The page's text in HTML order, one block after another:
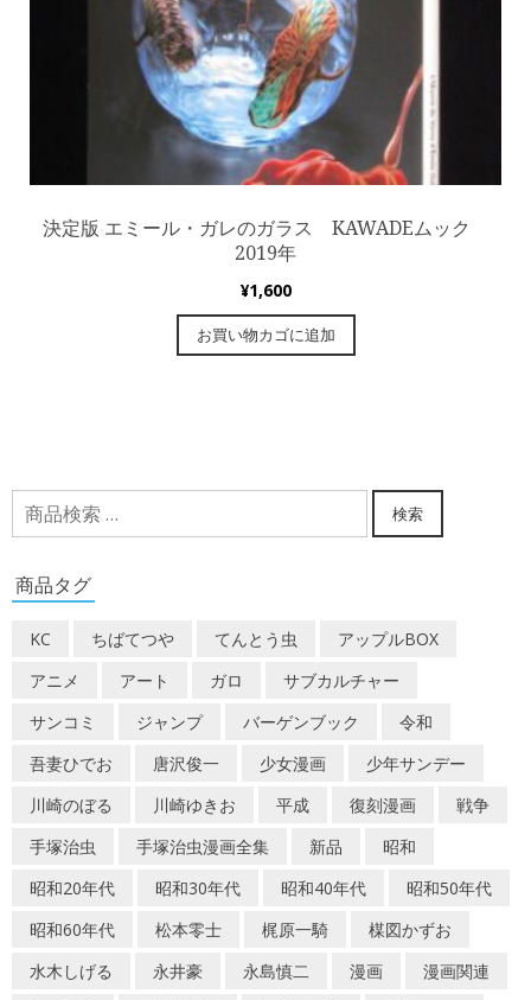
決定版 エミール・ガレのガラス KAWADEムック
2019年
¥1,600
お買い物カゴに追加
検
索
象:
検索
商品タグ
KC ちばてつや てんとう虫
アップルBOX
アニメ
アート ガロ
サブカルチャー
サンコミ
ジャンプ バーゲンブック
令和
吾妻ひでお
唐沢俊一 少女漫画
少年サンデー
川崎のぼる
川崎ゆきお 平成 復刻漫画
戦争
手塚治虫
手塚治虫漫画全集 新品
昭和
昭和20年代
昭和30年代 昭和40年代
昭和50年代
昭和60年代
松本零士 梶原一騎
楳図かずお
水木しげる
永井豪 永島慎二 漫画
漫画関連